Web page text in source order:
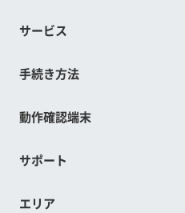
サービス
手続き方法
動作確認端末
サポート
エリア